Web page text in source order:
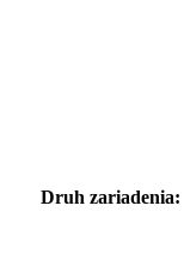
Druh zariadenia: